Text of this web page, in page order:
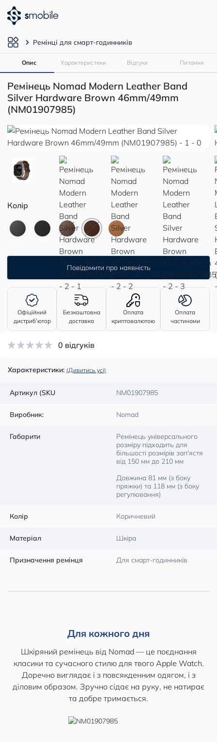
Ремінці для смарт-годинників
Опис Характеристики Відгуки Питання
Ремінець Nomad Modern Leather Band
Silver Hardware Brown 46mm/49mm
(NM01907985)
Колір
Повідомити про наявність
Офіційний
дистриб’ютор
Безкоштовна
доставка
Оплата
криптовалютою
Оплата
частинами
0 відгуків
Характеристики: (Дивитись усі)
Артикул (SKU NM01907985
Виробник: Nomad
Габарити
Ремінець універсального
розміру підходить для
більшості розмірів зап'ястя
від 150 мм до 210 мм
Довжина 81 мм (з боку
пряжки) та 118 мм (з боку
регулювання)
Колір Коричневий
Матеріал Шкіра
Призначення ремінця Для смарт-годинників
Для кожного дня
Шкіряний ремінець від Nomad — це поєднання
класики та сучасного стилю для твого Apple Watch.
Доречно виглядає і з повсякденним одягом, і з
діловим образом. Зручно сідає на руку, не натирає
та добре тримається.